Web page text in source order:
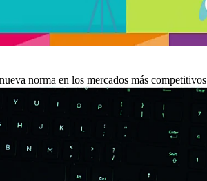
norma en los mercados más competitivos